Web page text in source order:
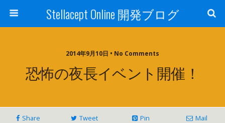
Stellacept Online 開発ブログ
2014年9月10日 • No Comments
恐怖の夜長イベント開催！
Share Tweet Pin Mail